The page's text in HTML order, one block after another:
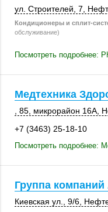
ул. Строителей, 7
Кондиционеры и сплит-
обслуживание)
Посмотреть подробнее:
Медтехника
, 85 микрорайон 16А
+7 (3463) 25-18-10
Посмотреть подробнее:
Группа компаний
Киевская ул. 9/6